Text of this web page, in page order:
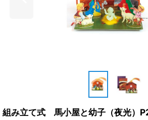
組み立て式 馬小屋と幼子（夜光）